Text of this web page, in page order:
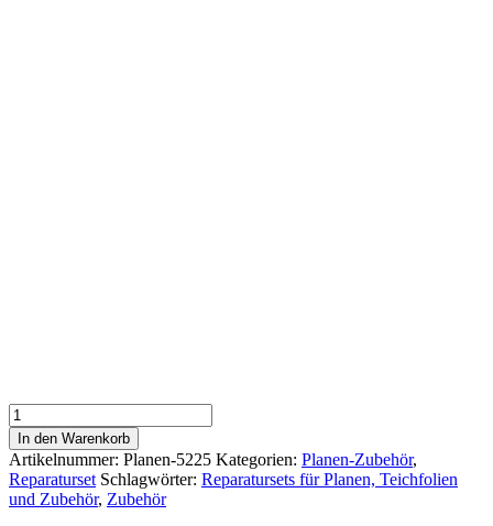
Planenreparatur
Set
-
Für
alle
Anhänger
In den Warenkorb
Artikelnummer: Planen-5225 Kategorien: Planen-Zubehör,
Reparaturset Schlagwörter: Reparatursets für Planen, Teichfolien
und Zubehör, Zubehör